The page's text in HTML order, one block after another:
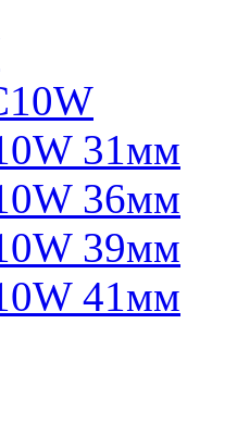
31мм
36мм
39мм
41мм